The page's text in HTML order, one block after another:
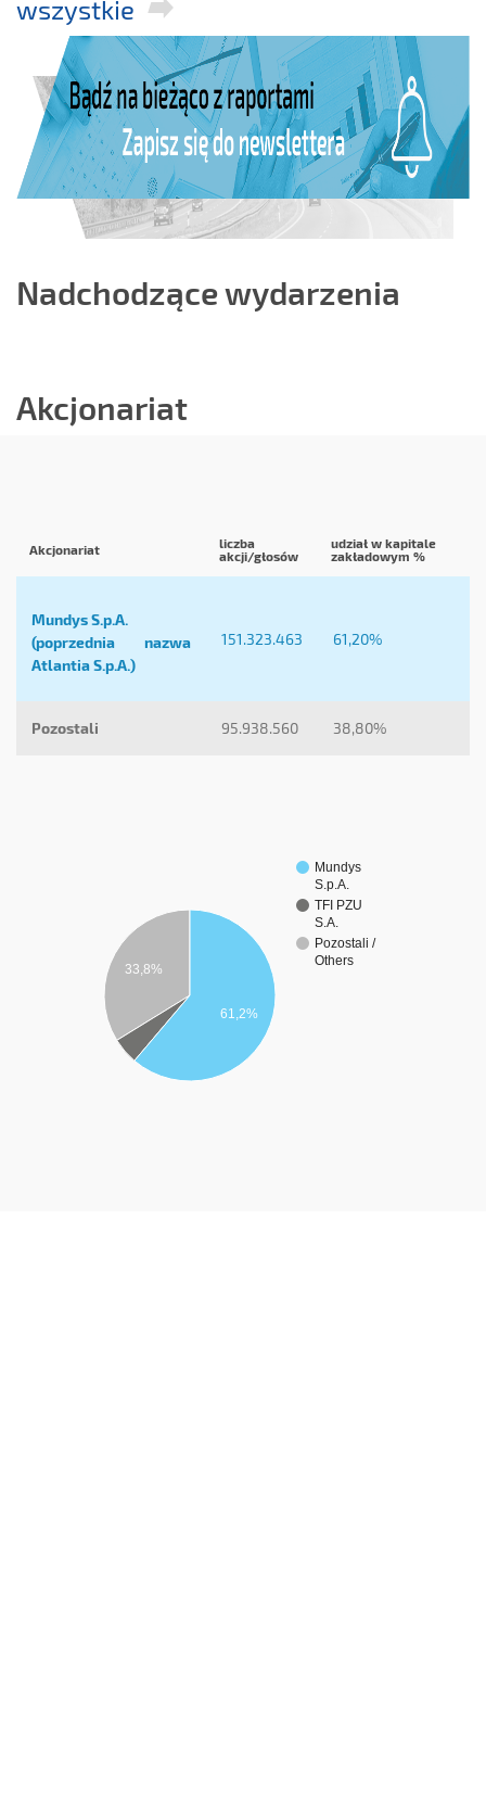
wszystkie
Nadchodzące wydarzenia
Akcjonariat
Akcjonariat
liczba
akcji/głosów
udział w kapitale
zakładowym %
Mundys S.p.A.
(poprzednia nazwa
Atlantia S.p.A.)
151.323.463 61,20%
Pozostali 95.938.560 38,80%
Mundys
S.p.A.
TFI PZU
S.A.
Pozostali /
Others
33,8%
61,2%